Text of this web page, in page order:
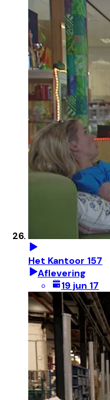
Het Kantoor 157
Aflevering
19 jun 17